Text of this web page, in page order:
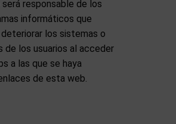
responsable de los
informáticos que
los sistemas o
de los usuarios al acceder
a las que se haya
de esta web.